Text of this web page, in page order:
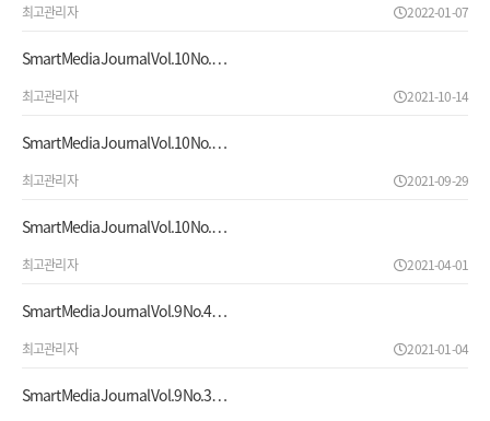
최고관리자 2022-01-07
Smart Media Journal Vol.10 No.…
최고관리자 2021-10-14
Smart Media Journal Vol.10 No.…
최고관리자 2021-09-29
Smart Media Journal Vol.10 No.…
최고관리자 2021-04-01
Smart Media Journal Vol.9 No.4…
최고관리자 2021-01-04
Smart Media Journal Vol.9 No.3…